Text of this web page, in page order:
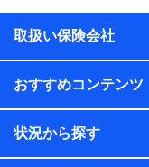
ル内容や送信履
保険契約情報
当社または株式
プが取得し、又
して、保険契約
日、性別、保険
取扱い保険会社
おすすめコンテンツ
状況から探す